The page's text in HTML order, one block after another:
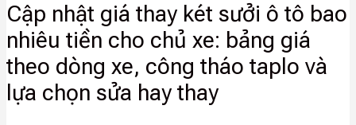
Cập nhật giá thay két sưởi ô tô bao
nhiêu tiền cho chủ xe: bảng giá
theo dòng xe, công tháo taplo và
lựa chọn sửa hay thay